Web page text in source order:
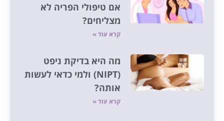
אם טיפולי הפריה לא
מצליחים?
קרא עוד »
מה היא בדיקת ניפט
(NIPT) ולמי כדאי לעשות
אותה?
קרא עוד »